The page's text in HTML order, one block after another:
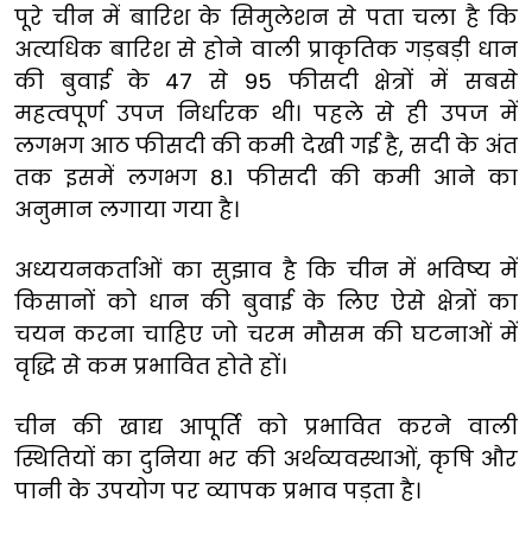
पूरे चीन में बारिश के सिमुलेशन से पता चला है कि
अत्यधिक बारिश से होने वाली प्राकृतिक गड़बड़ी धान
की बुवाई के 47 से 95 फीसदी क्षेत्रों में सबसे
महत्वपूर्ण उपज निर्धारक थी। पहले से ही उपज में
लगभग आठ फीसदी की कमी देखी गई है, सदी के अंत
तक इसमें लगभग 8.1 फीसदी की कमी आने का
अनुमान लगाया गया है।
अध्ययनकर्ताओं का सुझाव है कि चीन में भविष्य में
किसानों को धान की बुवाई के लिए ऐसे क्षेत्रों का
चयन करना चाहिए जो चरम मौसम की घटनाओं में
वृद्धि से कम प्रभावित होते हों।
चीन की खाद्य आपूर्ति को प्रभावित करने वाली
स्थितियों का दुनिया भर की अर्थव्यवस्थाओं, कृषि और
पानी के उपयोग पर व्यापक प्रभाव पड़ता है।